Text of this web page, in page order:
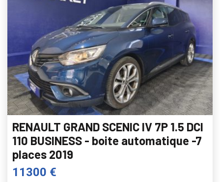
RENAULT GRAND SCENIC IV 7P 1.5 DCI
110 BUSINESS - boite automatique -7
places 2019
11300 €